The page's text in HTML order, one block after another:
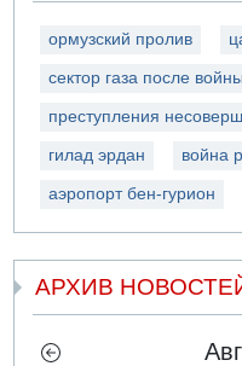
ормузский пролив
сектор газа после войны
преступления
гилад эрдан война
аэропорт бен-гурион
АРХИВ